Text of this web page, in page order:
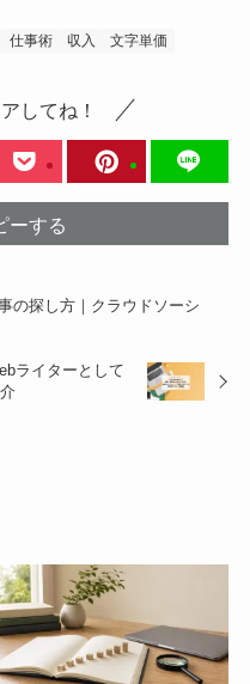
仕事術 収入 文字単価
してね！
ーする
の探し方｜クラウドソーシ
ライターとして